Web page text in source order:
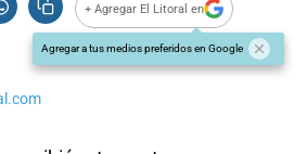
+ Agregar El Litoral en
Agregar a tus medios preferidos en Google